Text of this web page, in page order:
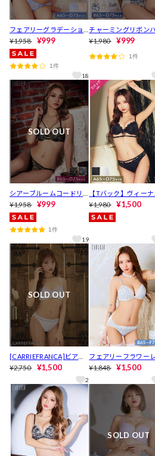
フェアリーグラデーショ
ンブラジャー&フルバック
ショーツ[推し][人気]
¥1,958 ¥999
1件
18
チャーミングリボン
トブラジャー&フルバ
¥1,980 ¥999
1件
SOLD OUT
シアーブルームコードリ
ングブラジャー&フルバッ
クショーツ[推し][人気]
¥1,958 ¥999
1件
19
【Tバック】ヴィーナ
ルエットレースブラジ
ー&バック透けTバッ
ョーツ[推し][人気]
¥1,980 ¥1,500
SOLD OUT
[CARRIEFRANCA]ビアン
カレーシィブラセット[推
¥2,750 ¥1,500
2
フェアリーフラワー
スブラジャー&フルバ
ショーツ[推し][人気]
¥1,848 ¥1,500
SOLD OUT